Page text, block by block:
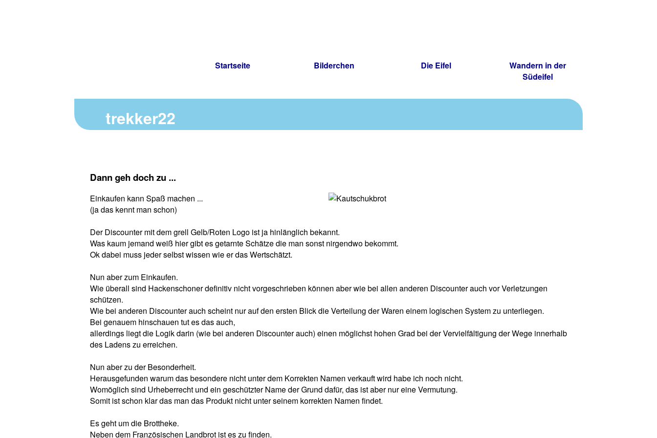
trekker22
Startseite Bilderchen Die Eifel
Wandern in der
Südeifel
Dann geh doch zu ...
Einkaufen kann Spaß machen ...
(ja das kennt man schon)
Der Discounter mit dem grell Gelb/Roten Logo ist ja hinlänglich bekannt.
Was kaum jemand weiß hier gibt es getarnte Schätze die man sonst nirgendwo bekommt.
Ok dabei muss jeder selbst wissen wie er das Wertschätzt.
Nun aber zum Einkaufen.
Wie überall sind Hackenschoner definitiv nicht vorgeschrieben können aber wie bei allen anderen Discounter auch vor Verletzungen
schützen.
Wie bei anderen Discounter auch scheint nur auf den ersten Blick die Verteilung der Waren einem logischen System zu unterliegen.
Bei genauem hinschauen tut es das auch,
allerdings liegt die Logik darin (wie bei anderen Discounter auch) einen möglichst hohen Grad bei der Vervielfältigung der Wege innerhalb
des Ladens zu erreichen.
Nun aber zu der Besonderheit.
Herausgefunden warum das besondere nicht unter dem Korrekten Namen verkauft wird habe ich noch nicht.
Womöglich sind Urheberrecht und ein geschützter Name der Grund dafür, das ist aber nur eine Vermutung.
Somit ist schon klar das man das Produkt nicht unter seinem korrekten Namen findet.
Es geht um die Brottheke.
Neben dem Französischen Landbrot ist es zu finden.